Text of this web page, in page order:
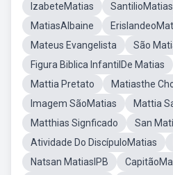
IzabeteMatias
SantilioMatias
MatiasAlbaine
Mateus Evangelista
São
Figura Biblica InfantilDe Matias
Mattia Pretato
Matiasthe
Imagem SãoMatias
Mattia
Matthias Signficado
San
Atividade Do DiscípuloMatias
Natsan MatiasIPB